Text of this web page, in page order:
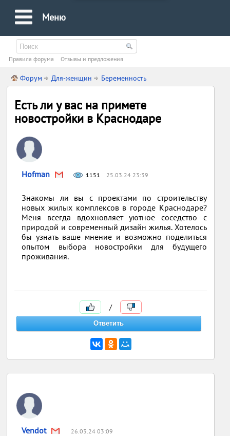
Меню
Правила форума Oтзывы и предложения
Форум Для-женщин Беременность
Есть ли у вас на примете
новостройки в Краснодаре
Hofman 1151 25.03.24 23:39
Знакомы ли вы с проектами по строительству
новых жилых комплексов в городе Краснодаре?
Меня всегда вдохновляет уютное соседство с
природой и современный дизайн жилья. Хотелось
бы узнать ваше мнение и возможно поделиться
опытом выбора новостройки для будущего
проживания.
/
Vendot 26.03.24 03:09